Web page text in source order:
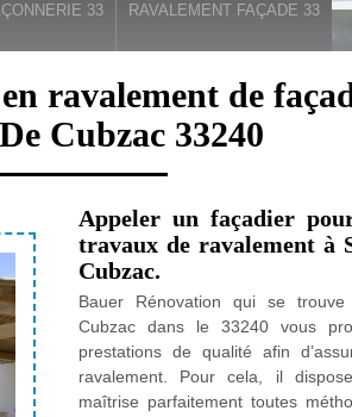
33 RAVALEMENT FAÇADE 33
ravalement de
Cubzac 33240
Appeler un façadier
travaux de ravalement à
Cubzac.
Bauer Rénovation qui se
Cubzac dans le 33240 vous
prestations de qualité afin
ravalement. Pour cela, il
maîtrise parfaitement toutes